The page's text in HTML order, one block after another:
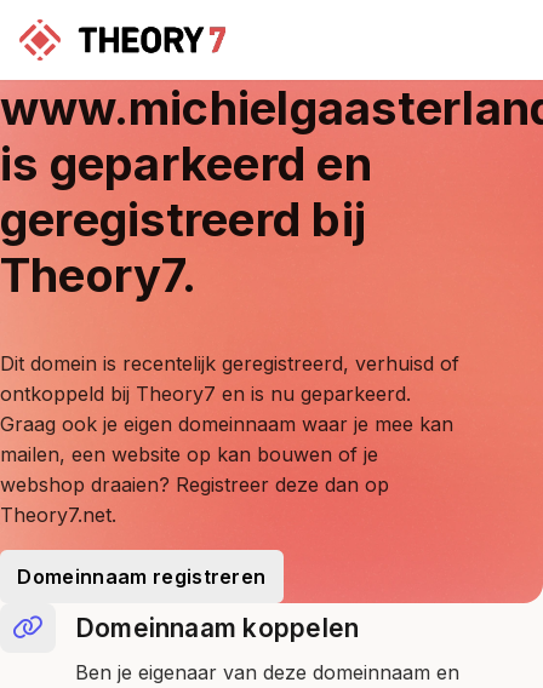
is geparkeerd en
geregistreerd bij
Theory7.
Dit domein is recentelijk geregistreerd, verhuisd of
ontkoppeld bij Theory7 en is nu geparkeerd.
Graag ook je eigen domeinnaam waar je mee kan
mailen, een website op kan bouwen of je
webshop draaien? Registreer deze dan op
Theory7.net.
Domeinnaam registreren
Domeinnaam koppelen
Ben je eigenaar van deze domeinnaam en